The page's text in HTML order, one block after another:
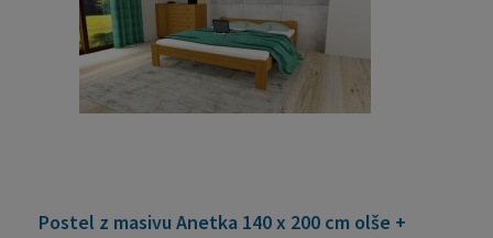
Postel z masivu Anetka 140 x 200 cm olše +